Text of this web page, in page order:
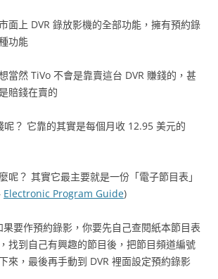
面上 DVR 錄放影機的全部功能，擁有預約錄
功能
當然 TiVo 不會是靠賣這台 DVR 賺錢的，甚
賠錢在賣的
呢？ 它靠的其實是每個月收 12.95 美元的
呢？ 其實它最主要就是一份「電子節目表」
Electronic Program Guide)
果要作預約錄影，你要先自己查閱紙本節目表
找到自己有興趣的節目後，把節目頻道編號
來，最後再手動到 DVR 裡面設定預約錄影